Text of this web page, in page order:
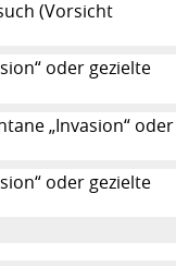
(Vorsicht
oder gezielte
„Invasion“ oder
oder gezielte